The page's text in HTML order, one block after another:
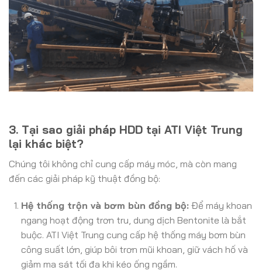
3. Tại sao giải pháp HDD tại ATI Việt Trung
lại khác biệt?
Chúng tôi không chỉ cung cấp máy móc, mà còn mang
đến các giải pháp kỹ thuật đồng bộ:
Hệ thống trộn và bơm bùn đồng bộ: Để máy khoan
ngang hoạt động trơn tru, dung dịch Bentonite là bắt
buộc. ATI Việt Trung cung cấp hệ thống máy bơm bùn
công suất lớn, giúp bôi trơn mũi khoan, giữ vách hố và
giảm ma sát tối đa khi kéo ống ngầm.